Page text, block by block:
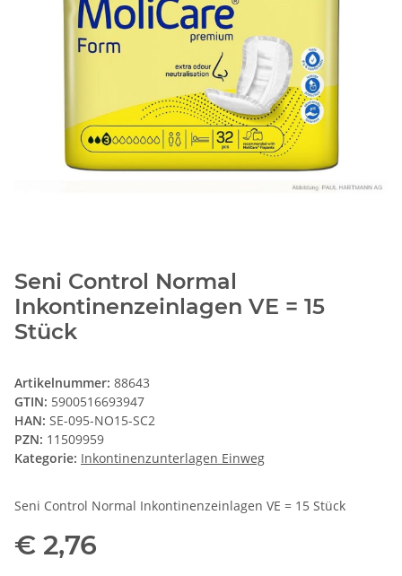
Seni Control Normal
Inkontinenzeinlagen VE = 15
Stück
Artikelnummer: 88643
GTIN: 5900516693947
HAN: SE-095-NO15-SC2
PZN: 11509959
Kategorie: Inkontinenzunterlagen Einweg
Seni Control Normal Inkontinenzeinlagen VE = 15 Stück
€ 2,76